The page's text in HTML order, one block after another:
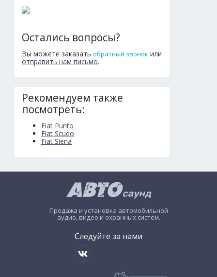
Остались вопросы?
Вы можете заказать обратный звонок или
отправить нам письмо.
Рекомендуем также
посмотреть:
Fiat Punto
Fiat Scudo
Fiat Siena
Продажа и установка автомобильной
аудио, видео и охранных систем.
Следуйте за нами